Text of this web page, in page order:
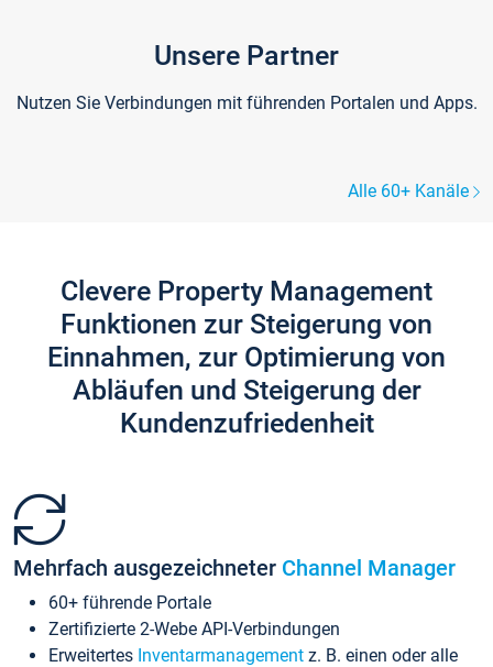
Unsere Partner
Nutzen Sie Verbindungen mit führenden Portalen und Apps.
Alle 60+ Kanäle
Clevere Property Management
Funktionen zur Steigerung von
Einnahmen, zur Optimierung von
Abläufen und Steigerung der
Kundenzufriedenheit
Mehrfach ausgezeichneter Channel Manager
60+ führende Portale
Zertifizierte 2-Webe API-Verbindungen
Erweitertes Inventarmanagement z. B. einen oder alle